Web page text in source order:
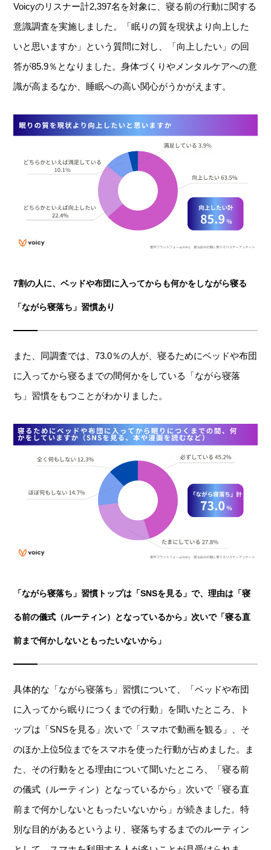
Voicyのリスナー計2,397名を対象に、寝る前の行動に関する
意識調査を実施しました。「眠りの質を現状より向上した
いと思いますか」という質問に対し、「向上したい」の回
答が85.9％となりました。身体づくりやメンタルケアへの意
識が高まるなか、睡眠への高い関心がうかがえます。
7割の人に、ベッドや布団に入ってからも何かをしながら寝る
「ながら寝落ち」習慣あり
また、同調査では、73.0％の人が、寝るためにベッドや布団
に入ってから寝るまでの間何かをしている「ながら寝落
ち」習慣をもつことがわかりました。
「ながら寝落ち」習慣トップは「SNSを見る」で、理由は「寝
る前の儀式（ルーティン）となっているから」次いで「寝る直
前まで何かしないともったいないから」
具体的な「ながら寝落ち」習慣について、「ベッドや布団
に入ってから眠りにつくまでの行動」を聞いたところ、ト
ップは「SNSを見る」次いで「スマホで動画を観る」、そ
のほか上位5位までをスマホを使った行動が占めました。ま
た、その行動をとる理由について聞いたところ、「寝る前
の儀式（ルーティン）となっているから」次いで「寝る直
前まで何かしないともったいないから」が続きました。特
別な目的があるというより、寝落ちするまでのルーティン